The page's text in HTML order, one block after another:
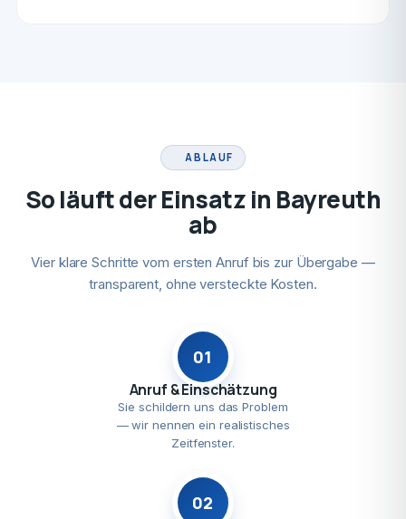
ABLAUF
So läuft der Einsatz in Bayreuth
ab
Vier klare Schritte vom ersten Anruf bis zur Übergabe —
transparent, ohne versteckte Kosten.
01
Anruf & Einschätzung
Sie schildern uns das Problem
— wir nennen ein realistisches
Zeitfenster.
02